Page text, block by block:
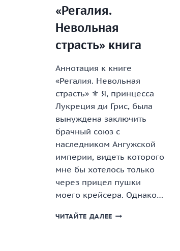
«Регалия.
Невольная
страсть» книга
Аннотация к книге
«Регалия. Невольная
страсть» ⚜️ Я, принцесса
Лукреция ди Грис, была
вынуждена заключить
брачный союз с
наследником Ангужской
империи, видеть которого
мне бы хотелось только
через прицел пушки
моего крейсера. Однако…
ЧИТАЙТЕ ДАЛЕЕ «РЕГАЛИЯ.